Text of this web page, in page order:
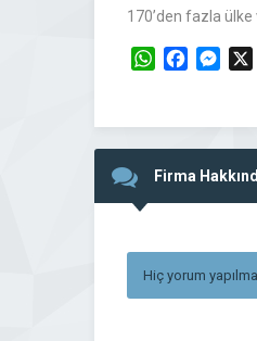
170’den fazla
WhatsAppFacebook
Firma
Hiç yorum